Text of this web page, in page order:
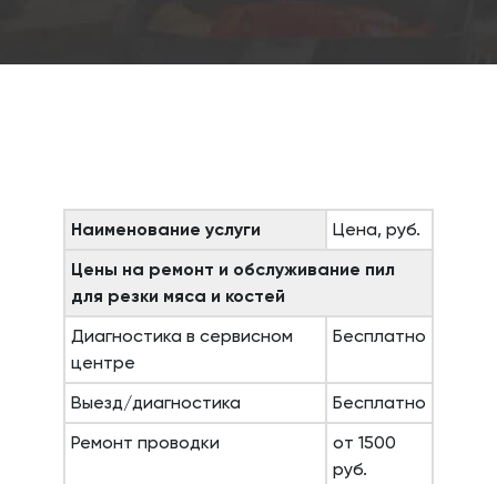
Наименование услуги
Цена, руб.
Цены на ремонт и обслуживание пил
для резки мяса и костей
Диагностика в сервисном
центре
Бесплатно
Выезд/диагностика
Бесплатно
Ремонт проводки
от 1500
руб.